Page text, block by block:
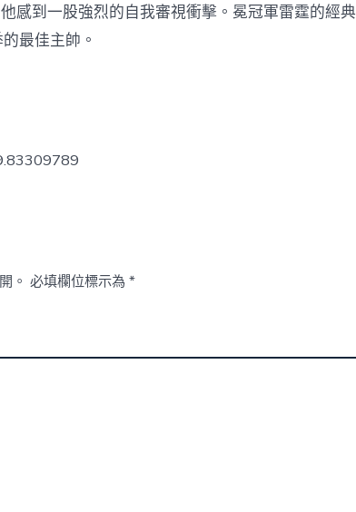
感到一股強烈的自我審視衝擊。冕冠軍雷霆的經典
最佳主帥。
。 必填欄位標示為 *